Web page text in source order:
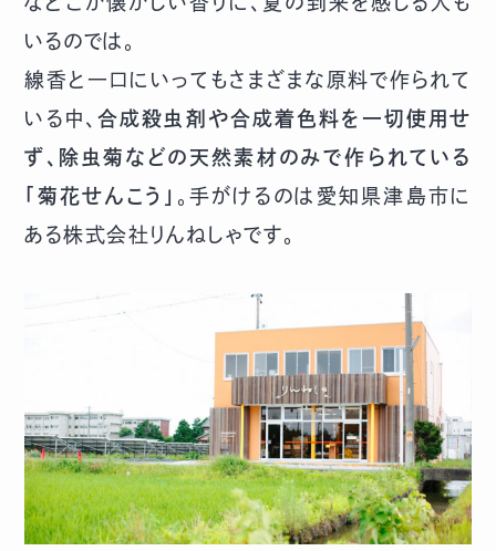
いるのでは。
線香と一口にいってもさまざまな原料で作られて
いる中、 合成殺虫剤や合成着色料を一切使用せ
ず、除虫菊などの天然素材のみで作られている
「菊花せんこう」 。手がけるのは愛知県津島市に
ある株式会社りんねしゃです。